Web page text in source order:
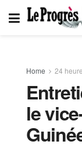
Home 24
le